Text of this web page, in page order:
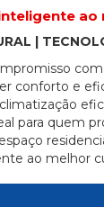
|
conforto e
para quem
ao melhor